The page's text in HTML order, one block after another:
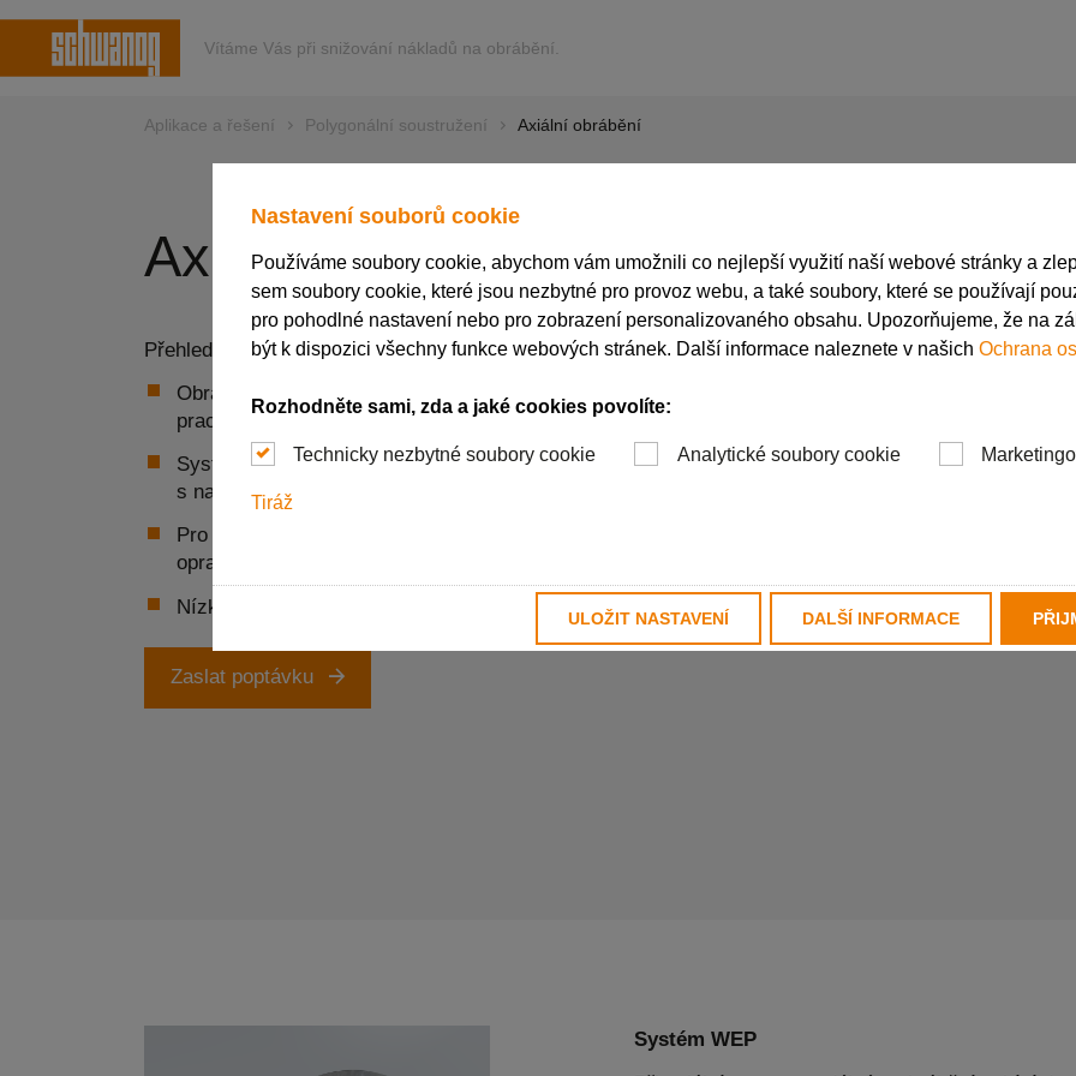
Nastavení souborů cookie
Používáme soubory cookie, abychom vám umožnili co nejlepší využití naší webové stránky a
sem soubory cookie, které jsou nezbytné pro provoz webu, a také soubory, které se používají
pro pohodlné nastavení nebo pro zobrazení personalizovaného obsahu. Upozorňujeme, že na
být k dispozici všechny funkce webových stránek. Další informace naleznete v našich Ochrana
Rozhodněte sami, zda a jaké cookies povolíte:
Technicky nezbytné soubory cookie Analytické soubory cookie
Tiráž
ULOŽIT NASTAVENÍ DALŠÍ INFORMACE
Vítáme Vás při snižování nákladů na obrábění.
Aplikace a řešení Polygonální soustružení Axiální obrábění
Axiální obrábění
Přehled technických údajů:
Obrábění plošek pro klíče nebo vícehraných ploch v jednom
pracovním postupu přímo na stroji
Systém s vyměnitelnými destičkami částečně
s nastavitelnými břity
Pro dlouhé plošky pro klíče a víceboké plochy, které nelze
opracovat najednou prostřednictvím radiálního obrábění
Nízký řezný odpor
Zaslat poptávku
Systém WEP